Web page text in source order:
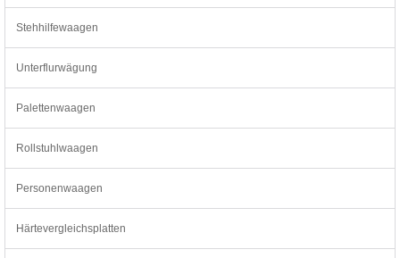
Stehhilfewaagen
Unterflurwägung
Palettenwaagen
Rollstuhlwaagen
Personenwaagen
Härtevergleichsplatten